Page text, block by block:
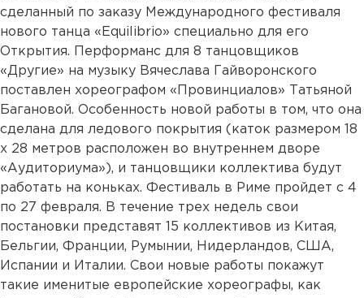
сделанный по заказу Международного фестиваля
нового танца «Equilibrio» специально для его
Открытия. Перформанс для 8 танцовщиков
«Другие» на музыку Вячеслава Гайворонского
поставлен хореографом «Провинциалов» Татьяной
Багановой. Особенность новой работы в том, что она
сделана для ледового покрытия (каток размером 18
х 28 метров расположен во внутреннем дворе
«Аудиториума»), и танцовщики коллектива будут
работать на коньках. Фестиваль в Риме пройдет с 4
по 27 февраля. В течение трех недель свои
постановки представят 15 коллективов из Китая,
Бельгии, Франции, Румынии, Нидерландов, США,
Испании и Италии. Свои новые работы покажут
такие именитые европейские хореографы, как